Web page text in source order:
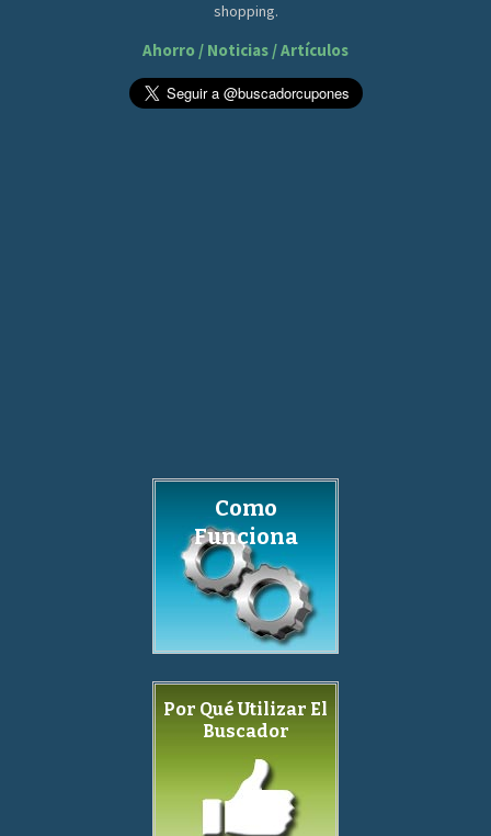
shopping.
Ahorro / Noticias / Artículos
Como
Funciona
Por Qué Utilizar El
Buscador